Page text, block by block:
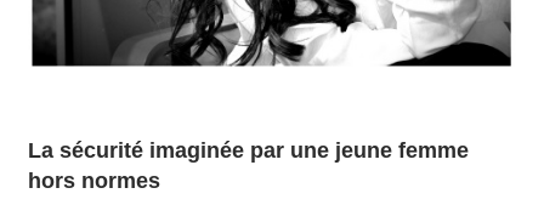
La sécurité imaginée par une jeune femme
hors normes